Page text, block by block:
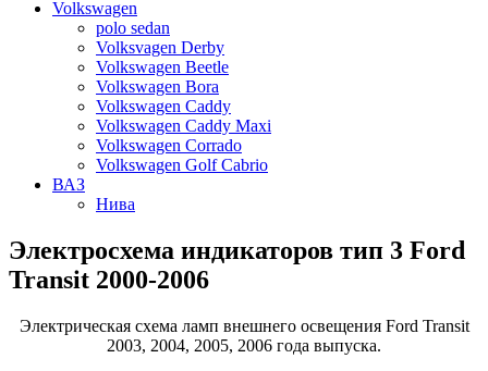
Volkswagen
polo sedan
Volksvagen Derby
Volkswagen Beetle
Volkswagen Bora
Volkswagen Caddy
Volkswagen Caddy Maxi
Volkswagen Corrado
Volkswagen Golf Cabrio
ВАЗ
Нива
Электросхема индикаторов тип 3 Ford
Transit 2000-2006
Электрическая схема ламп внешнего освещения Ford Transit
2003, 2004, 2005, 2006 года выпуска.